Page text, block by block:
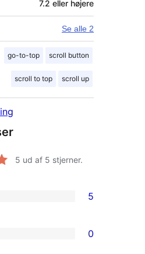
7.2 eller højere
Se alle 2
go-to-top scroll button
scroll to top scroll up
5 ud af 5 stjerner.
5
0